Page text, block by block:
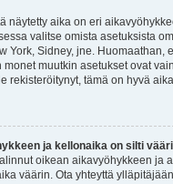
näytetty aika on eri
valitse omista asetuksista
York, Sidney, jne. Huomaathan,
monet muutkin asetukset ovat
rekisteröitynyt, tämä on hyvä
ja kellonaika on silti
oikean aikavyöhykkeen ja
väärin. Ota yhteyttä